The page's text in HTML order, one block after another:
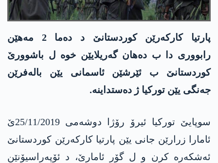
پارتیا كاركه‌رێن كوردستانێ د ده‌ما 2 مه‌هێن
رابووری دا ب ده‌هان گه‌ریلایێن خوه‌ ل باشوورێ
كوردستانێ ب ئێرشێن ئاسمانی یێن باله‌فرێن
جه‌نگی یێن توركیا ژ ده‌ستداینه‌.
سوپایێ توركیا ئیرۆ رۆژا دوشه‌می 25/11/2019ێ
ئامارا زرارێن جانی یێن پارتیا كاركه‌رێن كوردستانێ
ئه‌شكه‌ره‌ كرن و ل گۆر ئامارێ، د ئۆپه‌راسیۆنێن